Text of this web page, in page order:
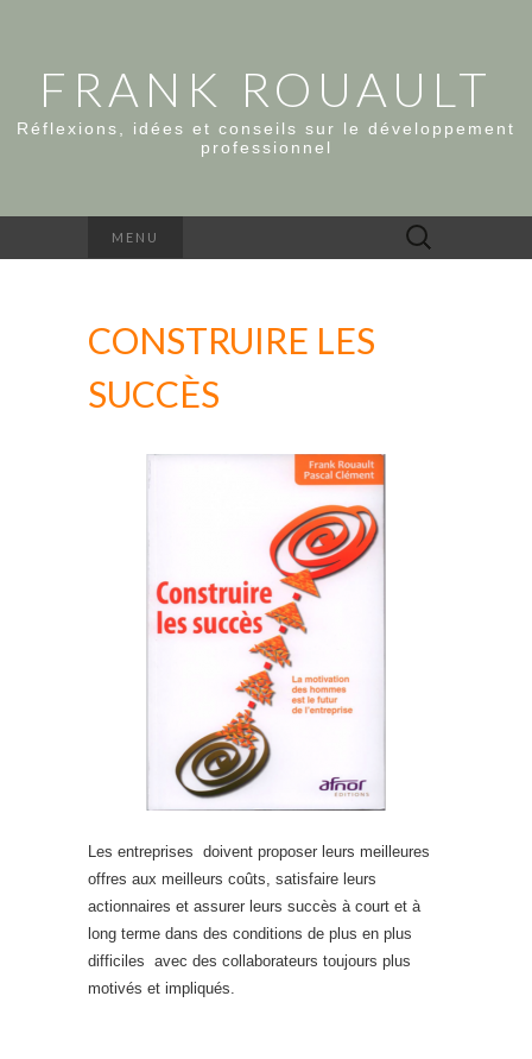
FRANK ROUAULT
Réflexions, idées et conseils sur le développement
professionnel
MENU Rechercher :
CONSTRUIRE LES
SUCCÈS
Les entreprises doivent proposer leurs meilleures
offres aux meilleurs coûts, satisfaire leurs
actionnaires et assurer leurs succès à court et à
long terme dans des conditions de plus en plus
difficiles avec des collaborateurs toujours plus
motivés et impliqués.